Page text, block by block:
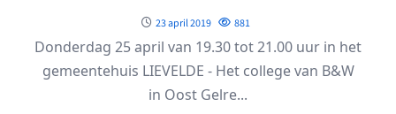
23 april 2019 881
Donderdag 25 april van 19.30 tot 21.00 uur in het
gemeentehuis LIEVELDE - Het college van B&W
in Oost Gelre...